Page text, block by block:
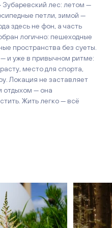
лес: летом —
петли, зимой —
здесь не фон, а часть
логично: пешеходные
пространства без суеты.
и уже в привычном ритме:
место для спорта,
Локация не заставляет
отдыхом — она
Жить легко — всё